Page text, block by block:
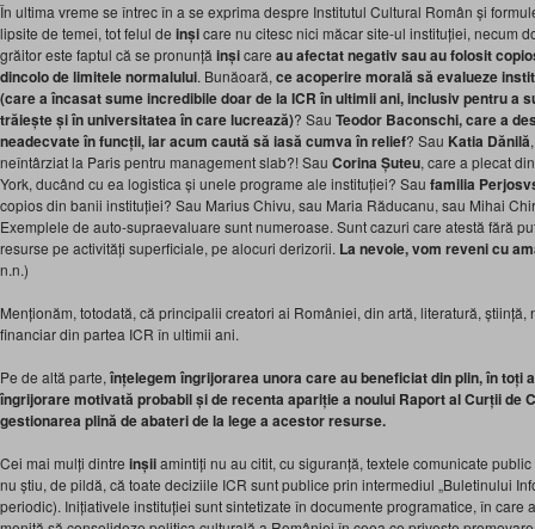
În ultima vreme se întrec în a se exprima despre Institutul Cultural Român și
lipsite de temei, tot felul de inșicare nu citesc nici măcar site-ul instituției, necum
grăitor este faptul că se pronunță inșicare au afectat negativ sau au folosit
dincolo de limitele normalului. Bunăoară, ce acoperire morală să evalueze
(care a încasat sume incredibile doar de la ICR în ultimii ani, inclusiv pentru a
trăiește și în universitatea în care lucrează)? Sau Teodor Baconschi, care a
neadecvate în funcții, iar acum caută să iasă cumva în relief? Sau Katia Dănilă
neîntârziat la Paris pentru management slab?! Sau Corina Șuteu, care a plecat
York, ducând cu ea logistica și unele programe ale instituției? Sau familia
copios din banii instituției? Sau Marius Chivu, sau Maria Răducanu, sau Mihai
Exemplele de auto-supraevaluare sunt numeroase. Sunt cazuri care atestă fără
resurse pe activități superficiale, pe alocuri derizorii. La nevoie, vom reveni cu
n.n.)
Menționăm, totodată, că principalii creatori ai României, din artă, literatură,
financiar din partea ICR în ultimii ani.
Pe de altă parte, înțelegem îngrijorarea unora care au beneficiat din plin, în toți
îngrijorare motivată probabil și de recenta apariție a noului Raport al Curții de
gestionarea plină de abateri de la lege a acestor resurse.
Cei mai mulți dintre inșiiamintiți nu au citit, cu siguranță, textele comunicate
nu știu, de pildă, că toate deciziile ICR sunt publice prin intermediul „Buletinului
periodic). Inițiativele instituției sunt sintetizate în documente programatice, în care